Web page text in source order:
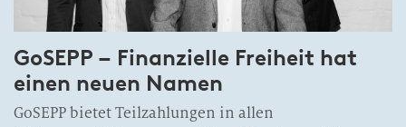
GoSEPP – Finanzielle Freiheit hat
einen neuen Namen
GoSEPP bietet Teilzahlungen in allen